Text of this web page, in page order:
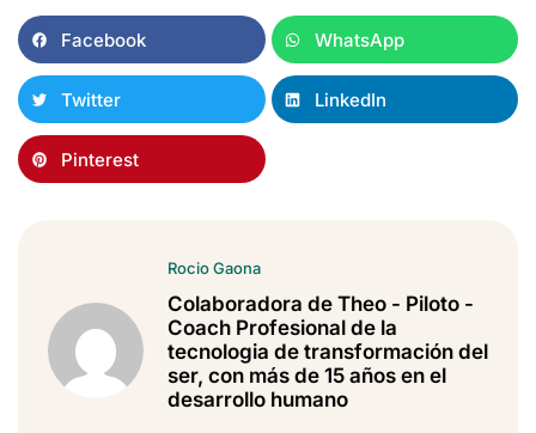
Facebook WhatsApp
Twitter LinkedIn
Pinterest
Rocio Gaona
Colaboradora de Theo - Piloto -
Coach Profesional de la
tecnologia de transformación del
ser, con más de 15 años en el
desarrollo humano